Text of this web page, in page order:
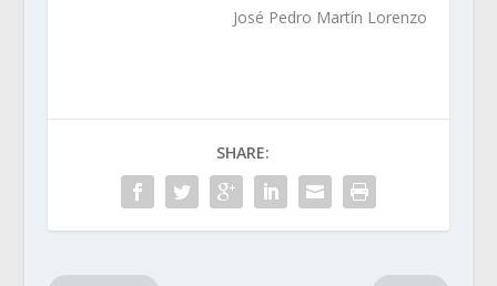
José Pedro Martín Lorenzo
SHARE: